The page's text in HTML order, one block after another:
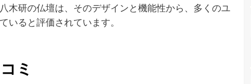
木研の仏壇は、そのデザインと機能性から、多くのユ
いると評価されています。
ミ